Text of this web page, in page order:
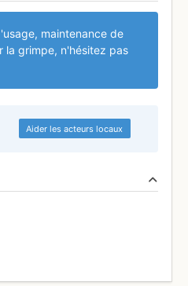
maintenance de
la grimpe, n'hésitez pas
Aider les acteurs locaux